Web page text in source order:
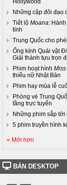
Những cặp đôi đạo
Tiết lộ Moana:
tính
Trung Quốc cho
Ống kính Quái vật
Giải thành tựu trọn
Phim hoạt hình
thiếu nữ Nhật Bản
Phim hay mùa lễ
Phòng vé Trung
tầng trực tuyến
Những phim sắp tới
5 phim truyền hình
« Mới hơn
BẢN DESKTOP